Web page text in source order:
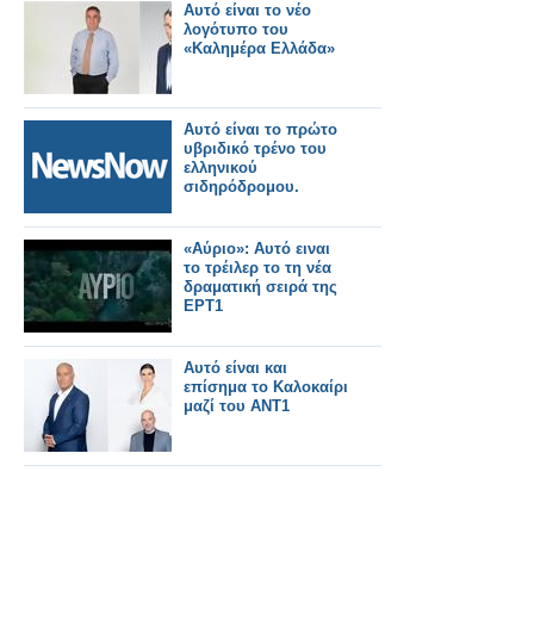
Αυτό είναι το νέο
λογότυπο του
«Καλημέρα Ελλάδα»
Αυτό είναι το πρώτο
υβριδικό τρένο του
ελληνικού
σιδηρόδρομου.
«Αύριο»: Αυτό ειναι
το τρέιλερ το τη νέα
δραματική σειρά της
ΕΡΤ1
Αυτό είναι και
επίσημα το Καλοκαίρι
μαζί του ΑΝΤ1